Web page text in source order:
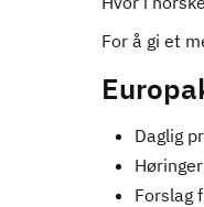
For å gi et
Daglig
Forslag